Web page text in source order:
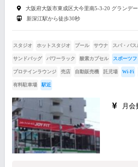
大阪府大阪市東成区大今里南5-3-20 グラ
新深江駅から徒歩30秒
スタジオ ホットスタジオ プール サウナ スパ・バス
サンドバッグ パワーラック 酸素カプセル スポーツ
プロテインラウンジ 売店 自動販売機 託児場 Wi-Fi
有料駐車場 駅近
月